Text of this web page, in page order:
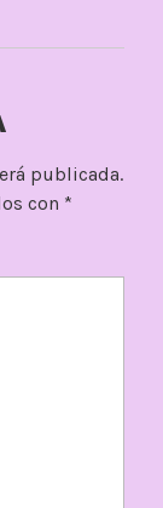
publicada.
con *